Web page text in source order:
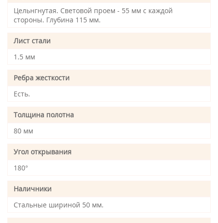
Цельнгнутая. Световой проем - 55 мм с каждой
стороны. Глубина 115 мм.
Лист стали
1.5 мм
Ребра жесткости
Есть.
Толщина полотна
80 мм
Угол открывания
180°
Наличники
Стальные шириной 50 мм.